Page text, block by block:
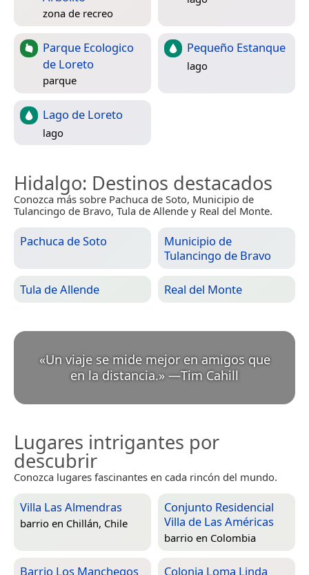
zona de recreo
Parque Ecologico
de Loreto
parque
Pequeño Estanque
lago
Lago de Loreto
lago
Hidalgo: Destinos destacados
Conozca más sobre Pachuca de Soto, Municipio de
Tulancingo de Bravo, Tula de Allende y Real del Monte.
Pachuca de Soto
Municipio de
Tulancingo de Bravo
Tula de Allende Real del Monte
«Un viaje se mide mejor en amigos que
en la distancia.» —Tim Cahill
Lugares intrigantes por
descubrir
Conozca lugares fascinantes en cada rincón del mundo.
Villa Las Almendras
barrio en Chillán, Chile
Conjunto Residencial
Villa de Las Américas
barrio en Colombia
Barrio Los Manchegos Colonia Loma Linda